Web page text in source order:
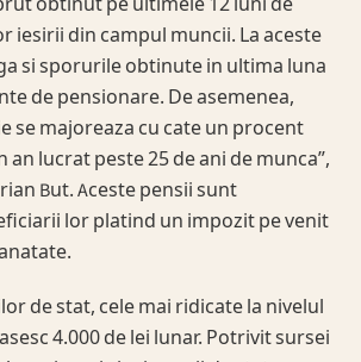
iesirii din campul muncii. La aceste
si sporurile obtinute in ultima luna
de pensionare. De asemenea,
se majoreaza cu cate un procent
lucrat peste 25 de ani de munca”,
But. Aceste pensii sunt
lor platind un impozit pe venit
de stat, cele mai ridicate la nivelul
4.000 de lei lunar. Potrivit sursei